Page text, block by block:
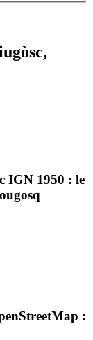
IGN 1950 : le
: